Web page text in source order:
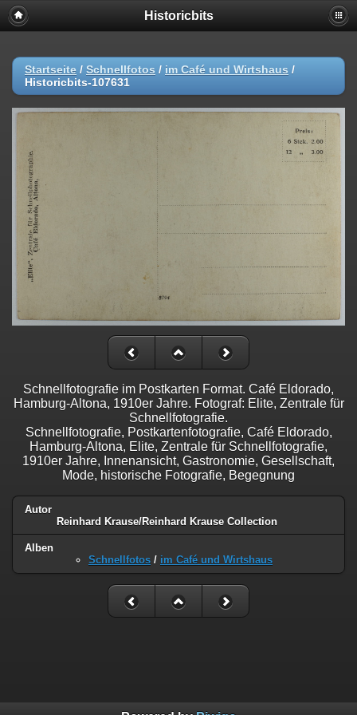
Historicbits
Startseite / Schnellfotos / im Café und Wirtshaus /
Historicbits-107631
Schnellfotografie im Postkarten Format. Café Eldorado,
Hamburg-Altona, 1910er Jahre. Fotograf: Elite, Zentrale für
Schnellfotografie.
Schnellfotografie, Postkartenfotografie, Café Eldorado,
Hamburg-Altona, Elite, Zentrale für Schnellfotografie,
1910er Jahre, Innenansicht, Gastronomie, Gesellschaft,
Mode, historische Fotografie, Begegnung
Autor
Reinhard Krause/Reinhard Krause Collection
Alben
Schnellfotos / im Café und Wirtshaus